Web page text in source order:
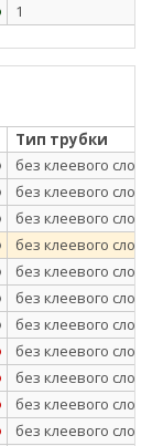
1
Тип трубки
без клеевого слоя
без клеевого слоя
без клеевого слоя
без клеевого слоя
без клеевого слоя
без клеевого слоя
без клеевого слоя
без клеевого слоя
без клеевого слоя
без клеевого слоя
без клеевого слоя